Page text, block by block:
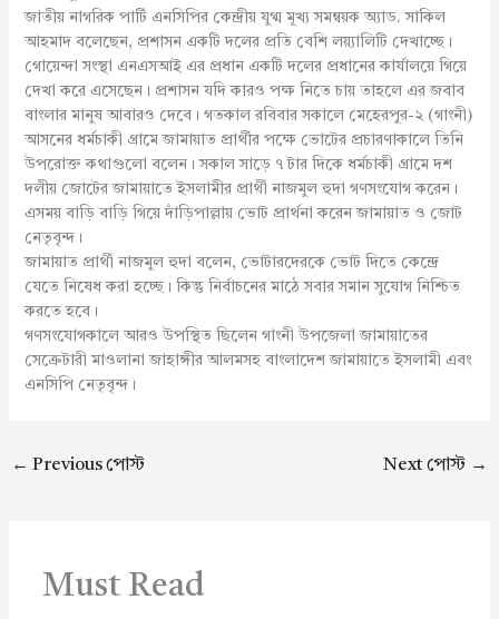
জাতীয় নাগরিক পার্টি এনসিপির কেন্দ্রীয় যুগ্ম মূখ্য সমন্বয়ক অ্যাড. সাকিল
আহমাদ বলেছেন, প্রশাসন একটি দলের প্রতি বেশি লয়্যালিটি দেখাচ্ছে।
গোয়েন্দা সংস্থা এনএসআই এর প্রধান একটি দলের প্রধানের কার্যালয়ে গিয়ে
দেখা করে এসেছেন। প্রশাসন যদি কারও পক্ষ নিতে চায় তাহলে এর জবাব
বাংলার মানুষ আবারও দেবে। গতকাল রবিবার সকালে মেহেরপুর-২ (গাংনী)
আসনের ধর্মচাকী গ্রামে জামায়াত প্রার্থীর পক্ষে ভোটের প্রচারণাকালে তিনি
উপরোক্ত কথাগুলো বলেন। সকাল সাড়ে ৭ টার দিকে ধর্মচাকী গ্রামে দশ
দলীয় জোটের জামায়াতে ইসলামীর প্রার্থী নাজমুল হুদা গণসংযোগ করেন।
এসময় বাড়ি বাড়ি গিয়ে দাঁড়িপাল্লায় ভোট প্রার্থনা করেন জামায়াত ও জোট
নেতৃবৃন্দ।
জামায়াত প্রার্থী নাজমুল হুদা বলেন, ভোটারদেরকে ভোট দিতে কেন্দ্রে
যেতে নিষেধ করা হচ্ছে। কিন্তু নির্বাচনের মাঠে সবার সমান সুযোগ নিশ্চিত
করতে হবে।
গণসংযোগকালে আরও উপস্থিত ছিলেন গাংনী উপজেলা জামায়াতের
সেক্রেটারী মাওলানা জাহাঙ্গীর আলমসহ বাংলাদেশ জামায়াতে ইসলামী এবং
এনসিপি নেতৃবৃন্দ।
← Previous পোস্ট Next পোস্ট →
Must Read